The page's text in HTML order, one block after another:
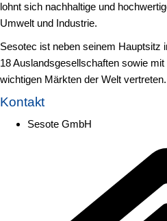
lohnt sich nachhaltige und
Umwelt und Industrie.
Sesotec ist neben seinem Hauptsitz
18 Auslandsgesellschaften sowie
wichtigen Märkten der Welt vertreten.
Kontakt
Sesote GmbH